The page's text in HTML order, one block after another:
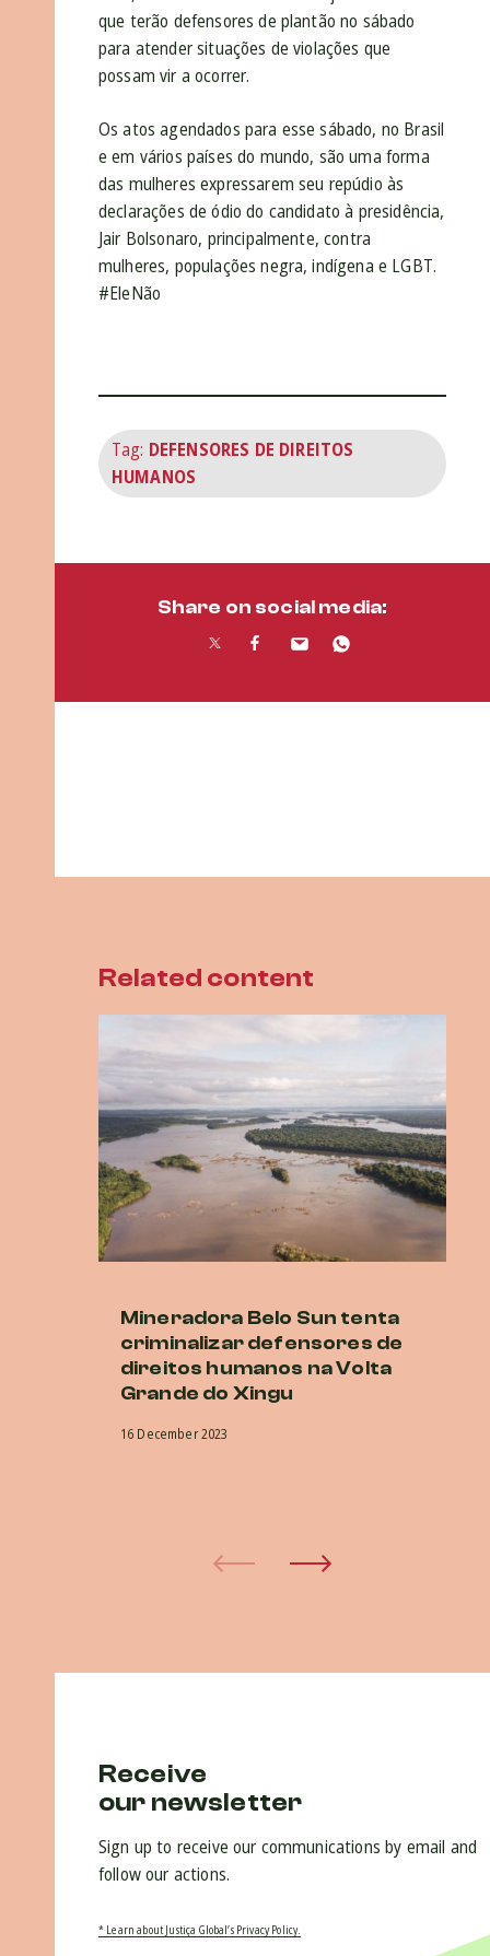
que terão defensores de plantão no sábado
para atender situações de violações que
possam vir a ocorrer.
Os atos agendados para esse sábado, no Brasil
e em vários países do mundo, são uma forma
das mulheres expressarem seu repúdio às
declarações de ódio do candidato à presidência,
Jair Bolsonaro, principalmente, contra
mulheres, populações negra, indígena e LGBT.
#EleNão
Tag: DEFENSORES DE DIREITOS
HUMANOS
Share on social media:
Related content
Mineradora Belo Sun tenta
criminalizar defensores de
direitos humanos na Volta
Grande do Xingu
16 December 2023
Receive
our newsletter
Sign up to receive our communications by email and
follow our actions.
* Learn about Justiça Global’s Privacy Policy.